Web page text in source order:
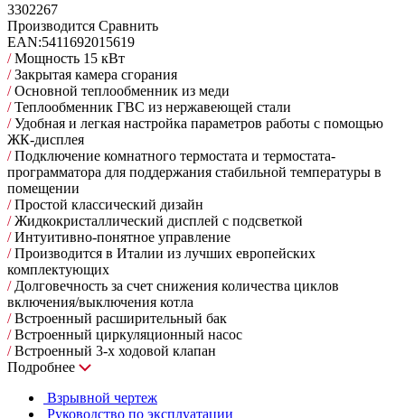
3302267
Производится Сравнить
EAN:5411692015619
/Мощность 15 кВт
/Закрытая камера сгорания
/Основной теплообменник из меди
/Теплообменник ГВС из нержавеющей стали
/Удобная и легкая настройка параметров работы с помощью
ЖК-дисплея
/Подключение комнатного термостата и термостата-
программатора для поддержания стабильной температуры в
помещении
/Простой классический дизайн
/Жидкокристаллический дисплей с подсветкой
/Интуитивно-понятное управление
/Производится в Италии из лучших европейских
комплектующих
/Долговечность за счет снижения количества циклов
включения/выключения котла
/Встроенный расширительный бак
/Встроенный циркуляционный насос
/Встроенный 3-х ходовой клапан
Подробнее
Взрывной чертеж
Руководство по эксплуатации